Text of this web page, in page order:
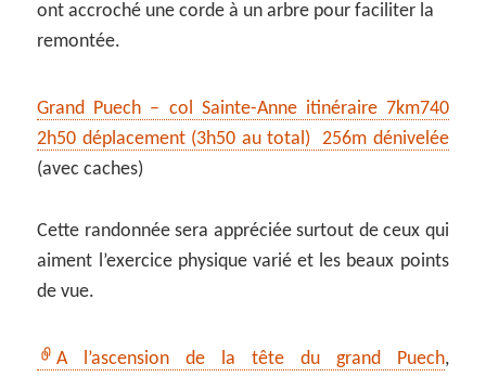
ont accroché une corde à un arbre pour faciliter la
remontée.
Grand Puech – col Sainte-Anne itinéraire 7km740
2h50 déplacement (3h50 au total) 256m dénivelée
(avec caches)
Cette randonnée sera appréciée surtout de ceux qui
aiment l’exercice physique varié et les beaux points
de vue.
A l’ascension de la tête du grand Puech,